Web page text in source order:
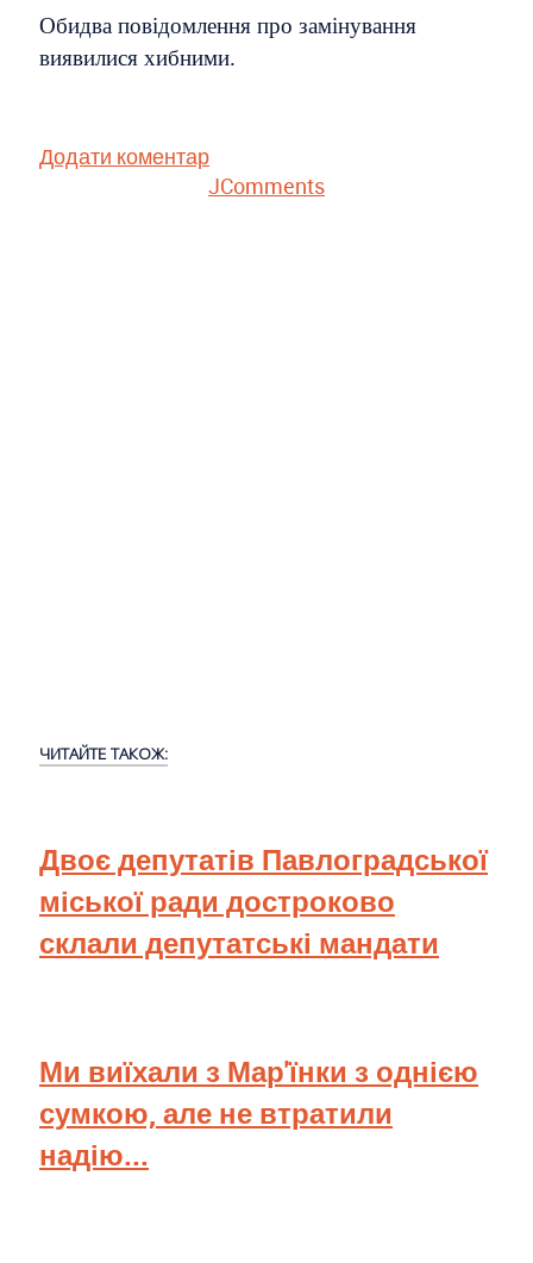
Обидва повідомлення про замінування
виявилися хибними.
Додати коментар
JComments
ЧИТАЙТЕ ТАКОЖ:
Двоє депутатів Павлоградської
міської ради достроково
склали депутатські мандати
Ми виїхали з Мар'їнки з однією
сумкою, але не втратили
надію...